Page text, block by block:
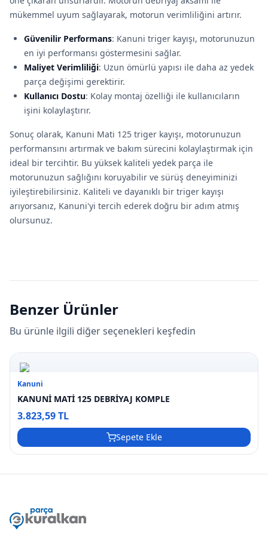
mükemmel uyum sağlayarak, motorun verimliliğini artırır.
Güvenilir Performans: Kanuni triger kayışı, motorunuzun
en iyi performansı göstermesini sağlar.
Maliyet Verimliliği: Uzun ömürlü yapısı ile daha az yedek
parça değişimi gerektirir.
Kullanıcı Dostu: Kolay montaj özelliği ile kullanıcıların
işini kolaylaştırır.
Sonuç olarak, Kanuni Mati 125 triger kayışı, motorunuzun
performansını artırmak ve bakım sürecini kolaylaştırmak için
ideal bir tercihtir. Bu yüksek kaliteli yedek parça ile
motorunuzun sağlığını koruyabilir ve sürüş deneyiminizi
iyileştirebilirsiniz. Kaliteli ve dayanıklı bir triger kayışı
arıyorsanız, Kanuni'yi tercih ederek doğru bir adım atmış
olursunuz.
Benzer Ürünler
Bu ürünle ilgili diğer seçenekleri keşfedin
Kanuni
KANUNİ MATİ 125 DEBRİYAJ KOMPLE
3.823,59 TL
Sepete Ekle